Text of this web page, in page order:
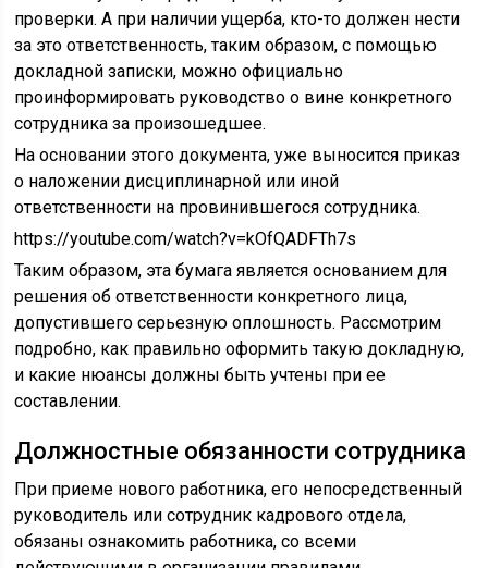
проверки. А при наличии ущерба, кто-то должен нести
за это ответственность, таким образом, с помощью
докладной записки, можно официально
проинформировать руководство о вине конкретного
сотрудника за произошедшее.
На основании этого документа, уже выносится приказ
о наложении дисциплинарной или иной
ответственности на провинившегося сотрудника.
https://youtube.com/watch?v=kOfQADFTh7s
Таким образом, эта бумага является основанием для
решения об ответственности конкретного лица,
допустившего серьезную оплошность. Рассмотрим
подробно, как правильно оформить такую докладную,
и какие нюансы должны быть учтены при ее
составлении.
Должностные обязанности сотрудника
При приеме нового работника, его непосредственный
руководитель или сотрудник кадрового отдела,
обязаны ознакомить работника, со всеми